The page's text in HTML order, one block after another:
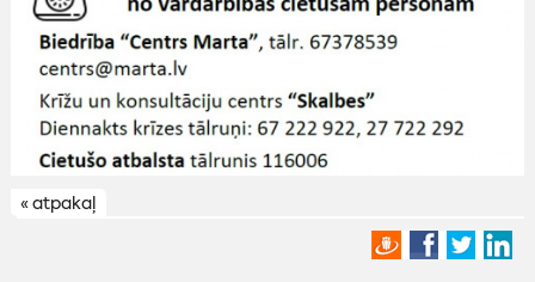
« atpakaļ